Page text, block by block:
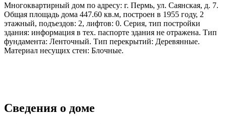
Многоквартирный дом по адресу: г. Пермь, ул. Саянская, д. 7.
Общая площадь дома 447.60 кв.м, построен в 1955 году, 2
этажный, подъездов: 2, лифтов: 0. Серия, тип постройки
здания: информация в тех. паспорте здания не отражена. Тип
фундамента: Ленточный. Тип перекрытий: Деревянные.
Материал несущих стен: Блочные.
Сведения о доме